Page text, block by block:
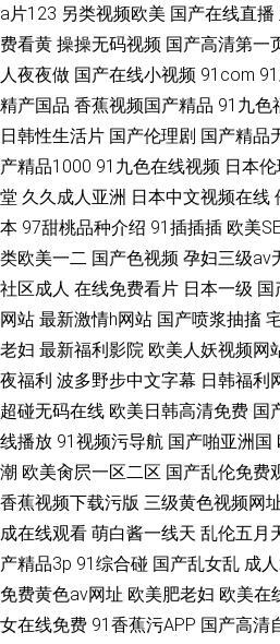
a片123 另类视频欧美 国产在线直播
费看黄 操操无码视频 国产高清第一
人夜夜做 国产在线小视频 91com
精产国品 香蕉视频国产精品 91九色
日韩性生活片 国产伦理剧 国产精品
产精品1000 91九色在线视频 日本
堂 久久成人亚洲 日本中文视频在线
本 97甜桃品种介绍 91插插插 欧美
类欧美一二 国产色视频 孕妇三级av
社区成人 在线免费看片 日本一级 国
网站 最新激情h网站 国产喷浆抽搐
老妇 最新福利影院 欧美人妖视频网
夜福利 波多野步中文字幕 日韩福利
超碰无码在线 欧美日韩高清免费 国
线播放 91视频污导航 国产啪亚洲国
潮 欧美肏屄一区二区 国产乱伦免费
香蕉视频下载污版 三级黄色视频网
成在线观看 萌白酱一线天 乱伦五月
产精品3p 91综合碰 国产乱女乱 成
免费黄色av网址 欧美肥老妇 欧美在
女在线免费 91香蕉污APP 国产高清